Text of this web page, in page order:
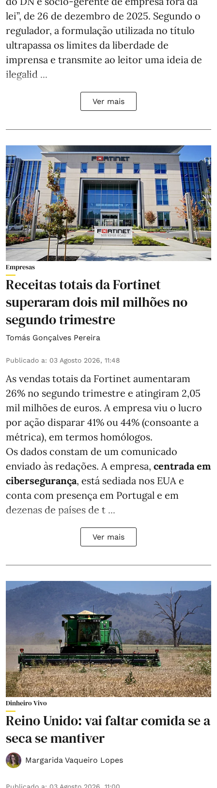
lei”, de 26 de dezembro de 2025. Segundo o
regulador, a formulação utilizada no título
ultrapassa os limites da liberdade de
imprensa e transmite ao leitor uma ideia de
ilegalid ...
Ver mais
Empresas
Receitas totais da Fortinet
superaram dois mil milhões no
segundo trimestre
Tomás Gonçalves Pereira
Publicado a: 03 Agosto 2026, 11:48
As vendas totais da Fortinet aumentaram
26% no segundo trimestre e atingiram 2,05
mil milhões de euros. A empresa viu o lucro
por ação disparar 41% ou 44% (consoante a
métrica), em termos homólogos.
Os dados constam de um comunicado
enviado às redações. A empresa, centrada em
cibersegurança, está sediada nos EUA e
conta com presença em Portugal e em
dezenas de países de t ...
Ver mais
Dinheiro Vivo
Reino Unido: vai faltar comida se a
seca se mantiver
Margarida Vaqueiro Lopes
Publicado a: 03 Agosto 2026, 11:00